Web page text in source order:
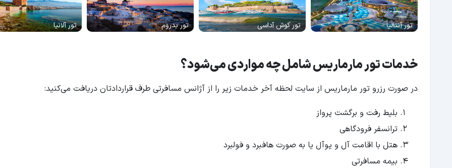
تور آنتالیا تور کوش آداسی تور بدروم تور آلانیا
خدمات تور مارماریس شامل چه مواردی می‌شود؟
در صورت رزرو تور مارماریس از سایت لحظه آخر خدمات زیر را از آژانس مسافرتی طرف قراردادتان دریافت می‌کنید:
بلیط رفت و برگشت پرواز
ترانسفر فرودگاهی
هتل با اقامت آل و یوآل یا به صورت هافبرد و فولبرد
بیمه مسافرتی